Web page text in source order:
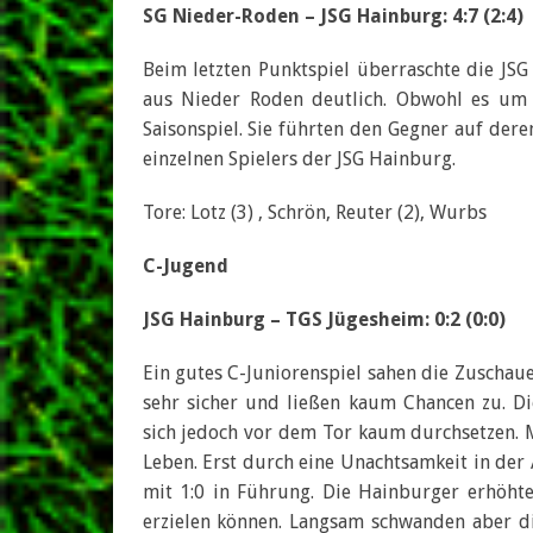
SG Nieder-Roden – JSG Hainburg: 4:7 (2:4)
Beim letzten Punktspiel überraschte die
aus Nieder Roden deutlich. Obwohl es
Saisonspiel. Sie führten den Gegner auf
einzelnen Spielers der JSG Hainburg.
Tore: Lotz (3) , Schrön, Reuter (2), Wurbs
C-Jugend
JSG Hainburg – TGS Jügesheim: 0:2 (0:0)
Ein gutes C-Juniorenspiel sahen die
sehr sicher und ließen kaum Chancen zu.
sich jedoch vor dem Tor kaum
Leben. Erst durch eine Unachtsamkeit in
mit 1:0 in Führung. Die Hainburger
erzielen können. Langsam schwanden aber